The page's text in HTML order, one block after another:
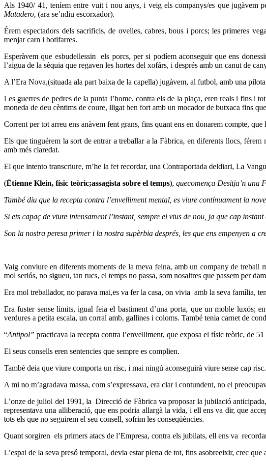
Als 1940/ 41, teníem entre vuit i nou anys, i veig els companys/es que jugàvem
Matadero, (ara se’ndiu escorxador).
Érem espectadors dels sacrificis, de ovelles, cabres, bous i porcs; les primeres
menjar carn i botifarres.
Esperàvem que esbudellessin
els porcs, per si podíem aconseguir que ens
l’aigua de la sèquia que regaven les hortes del xofárs, i després amb un canut de
A l’Era Nova,(situada ala part baixa de la capella) jugàvem, al futbol, amb una
Les guerres de pedres de la punta l’home, contra els de la plaça, eren reals i fins i
moneda de deu cèntims de coure, lligat ben fort amb un mocador de butxaca fins
Corrent per tot arreu ens anàvem fent grans, fins quant ens en donarem compte,
Els que tinguérem la sort de entrar a treballar a la Fàbrica, en diferents llocs,
amb més claredat.
El que intento transcriure, m’he la fet recordar, una Contraportada deldiari, La
(Étienne Klein, físic teòric;assagista sobre el temps), quecomença Desitja’n una
També diu que la recepta contra l’envelliment mental, es viure contínuament la
Si ets capaç de viure intensament l’instant, sempre el vius de nou, ja que cap
Son la nostra peresa primer i la nostra supèrbia després, les que ens empenyen a
Vaig conviure en diferents moments de la meva feina, amb un company de treball
mol seriós, no sigueu, tan rucs, el temps no passa, som nosaltres que passem per
Era mol treballador, no parava mai,es va fer la casa, on vivia amb la seva família,
Era fuster sense límits, igual feia el bastiment d’una porta, que un moble luxós;
verdures a petita escala, un corral amb, gallines i coloms. També tenia carnet de
“Antipol” practicava la recepta contra l’envelliment, que exposa el físic teòric, de 51
El seus consells eren sentencies que sempre es complien.
També deia que viure comporta un risc, i mai ningú aconseguirà viure sense cap risc.
A mi no m’agradava massa, com s’expressava, era clar i contundent, no el
L’onze de juliol del 1991, la Direcció de Fàbrica va proposar la jubilació
representava una alliberació, que ens podria allargà la vida, i ell ens va dir, que
tots els que no seguirem el seu consell, sofrim les conseqüències.
Quant sorgiren els primers atacs de l’Empresa, contra els jubilats, ell ens va
L’espai de la seva presó temporal, devia estar plena de tot, fins asobreeixir, crec que